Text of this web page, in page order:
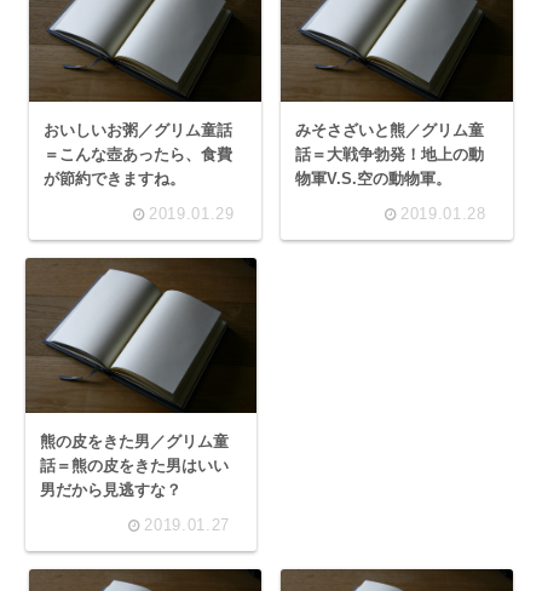
おいしいお粥／グリム童話
＝こんな壺あったら、食費
が節約できますね。
2019.01.29
みそさざいと熊／グリム童
話＝大戦争勃発！地上の動
物軍V.S.空の動物軍。
2019.01.28
熊の皮をきた男／グリム童
話＝熊の皮をきた男はいい
男だから見逃すな？
2019.01.27